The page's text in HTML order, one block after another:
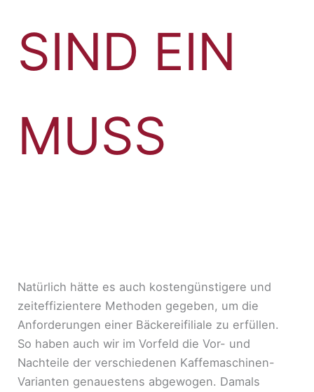
SIND EIN
MUSS
Natürlich hätte es auch kostengünstigere und
zeiteffizientere Methoden gegeben, um die
Anforderungen einer Bäckereifiliale zu erfüllen.
So haben auch wir im Vorfeld die Vor- und
Nachteile der verschiedenen Kaffemaschinen-
Varianten genauestens abgewogen. Damals